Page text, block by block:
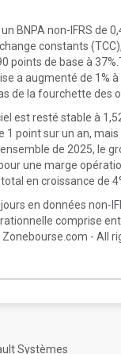
BNPA non-IFRS de
constants
points de base à
a augmenté de 1% à
de la fourchette des
est resté stable à
1 point sur un an,
de 2025, le
une marge
en croissance de
en données non-
comprise
- All
Systèmes